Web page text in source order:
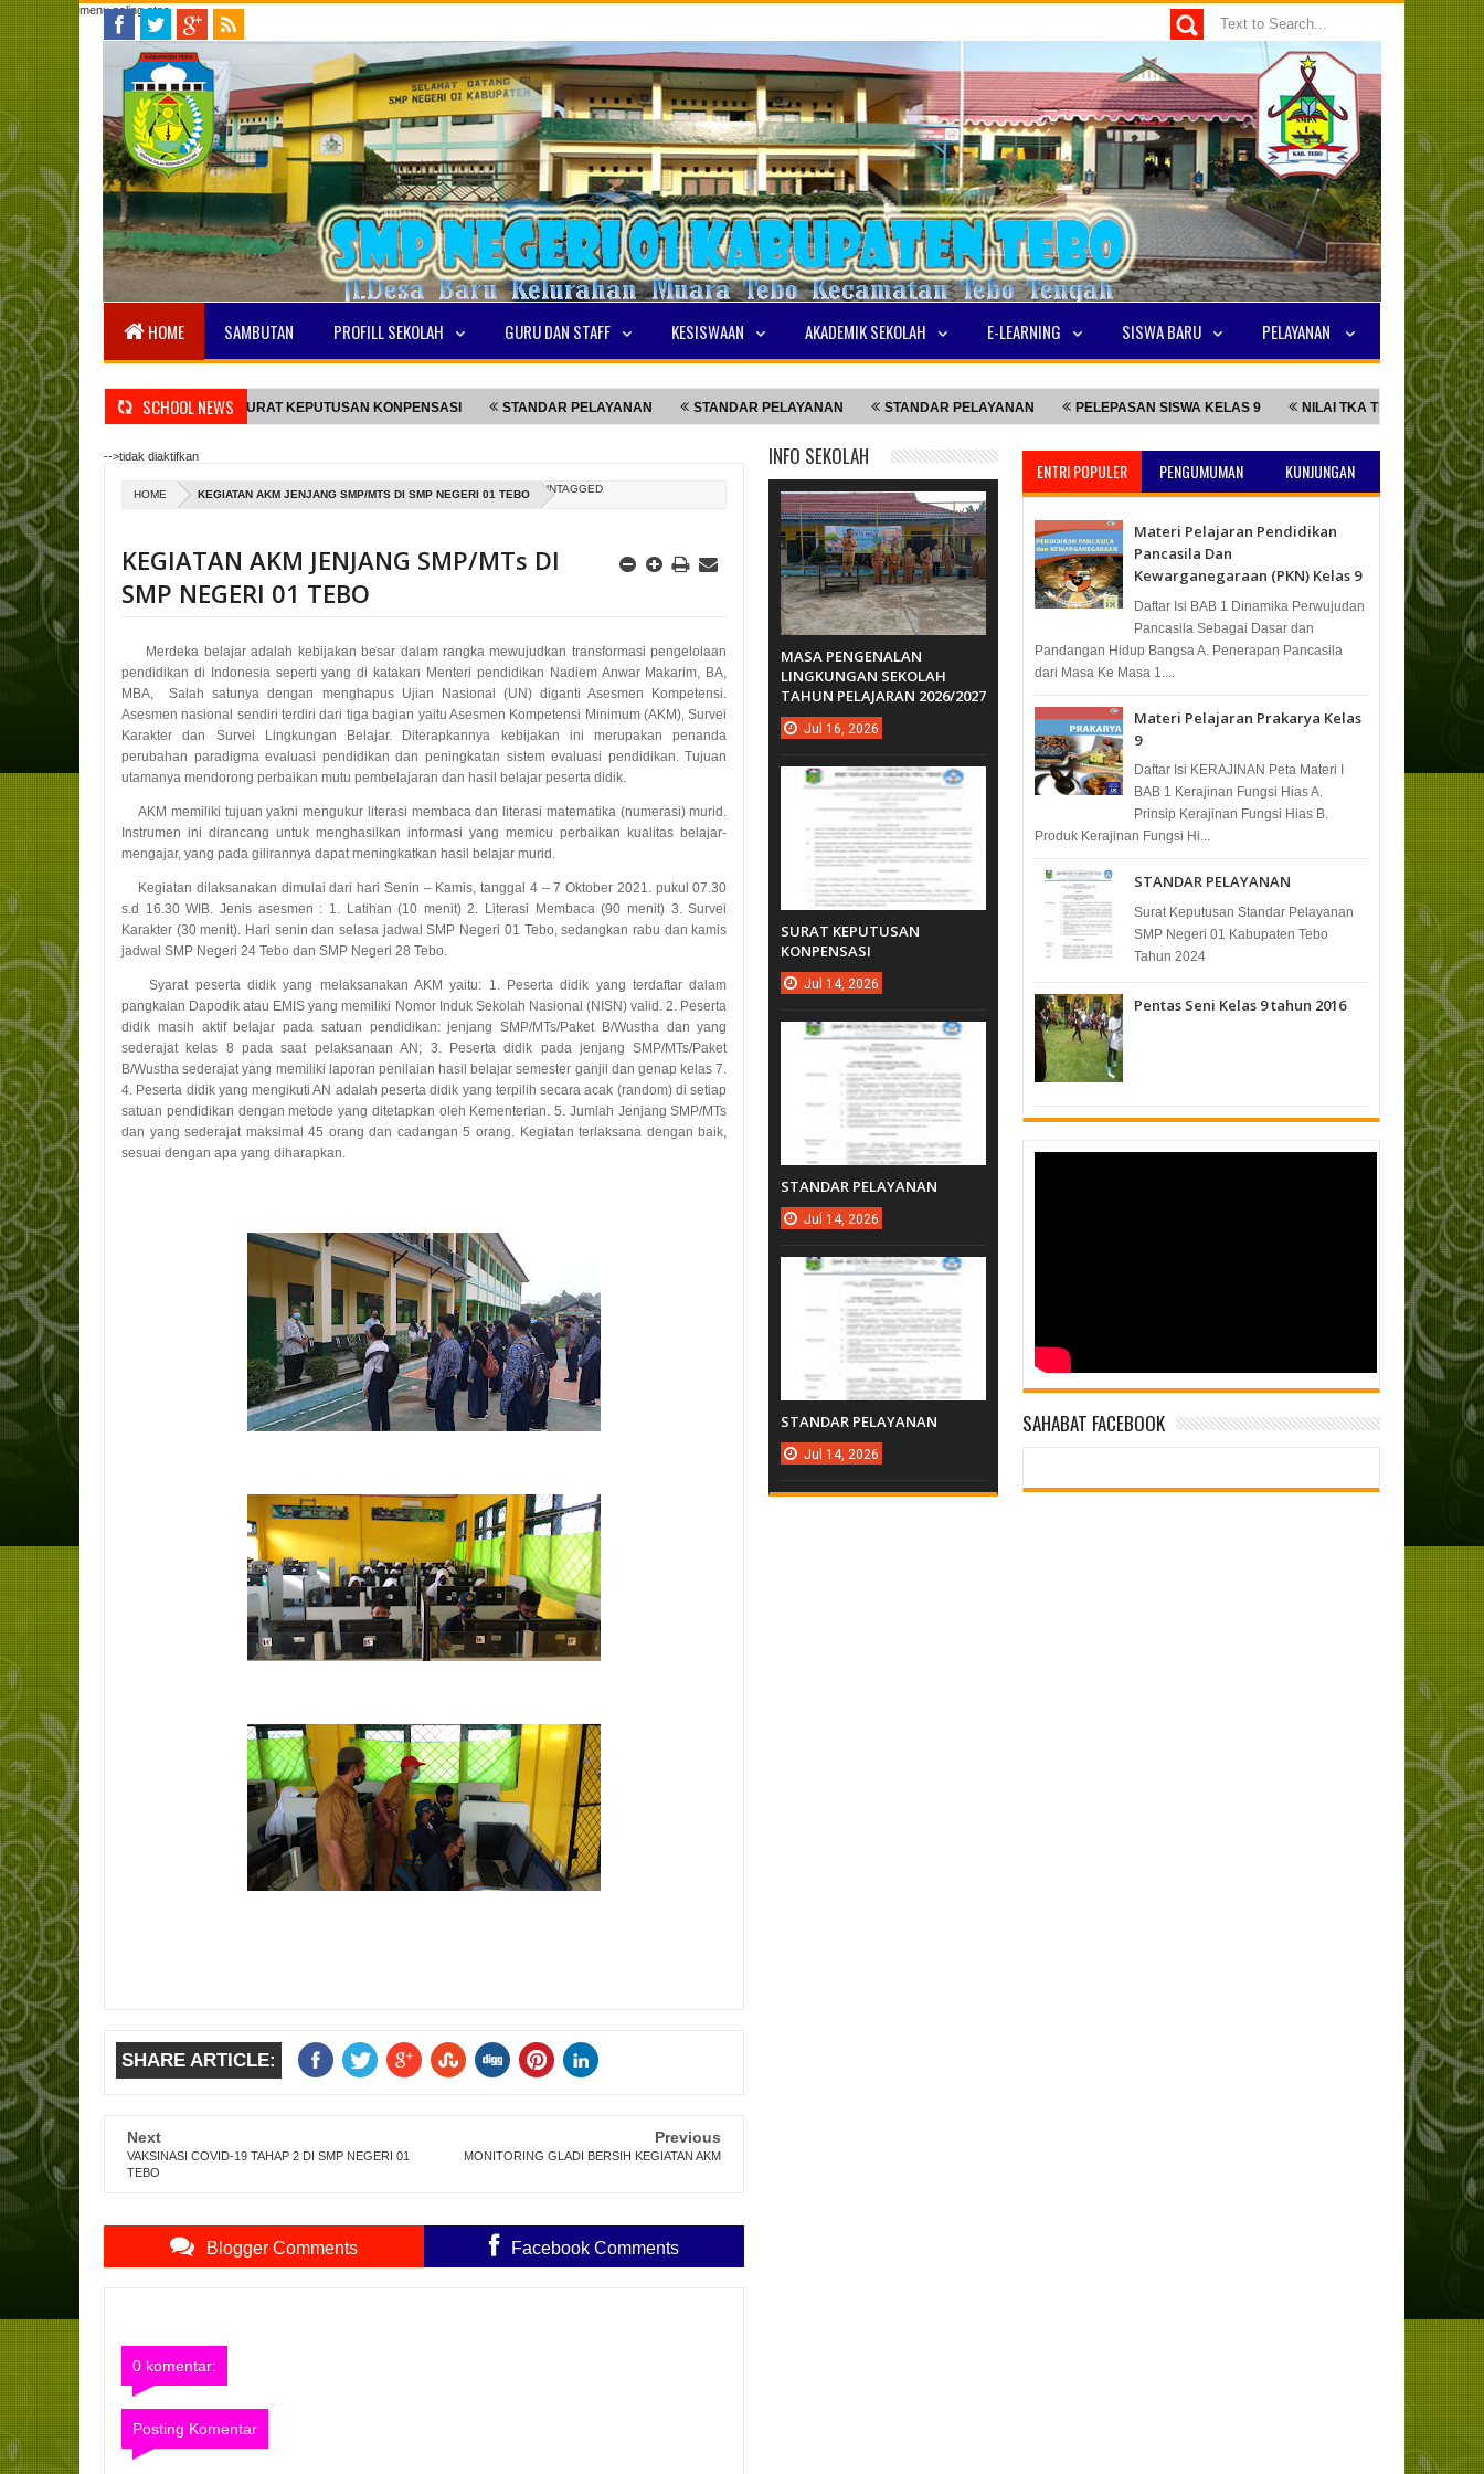
menu paling atas
HOME SAMBUTAN PROFILL SEKOLAH GURU DAN STAFF KESISWAAN AKADEMIK SEKOLAH E-LEARNING SISWA BARU PELAYANAN
SCHOOL NEWS
2026/2027 SURAT KEPUTUSAN KONPENSASI STANDAR PELAYANAN STANDAR PELAYANAN STANDAR PELAYANAN PELEPASAN SISWA KELAS 9 NILAI TKA TERTINGGI HARI
-->tidak diaktifkan
HOME UNTAGGED
KEGIATAN AKM JENJANG SMP/MTS DI SMP NEGERI 01 TEBO
KEGIATAN AKM JENJANG SMP/MTs DI
SMP NEGERI 01 TEBO
Merdeka belajar adalah kebijakan besar dalam rangka mewujudkan transformasi pengelolaan
pendidikan di Indonesiaseperti yang di katakan Menteri pendidikan Nadiem Anwar Makarim, BA,
MBA,
Salah satunya dengan menghapus Ujian Nasional (UN) diganti Asesmen Kompetensi.
Asesmen nasional sendiri terdiri dari tiga bagian yaitu Asesmen Kompetensi Minimum (AKM), Survei
Karakter dan Survei Lingkungan Belajar. Diterapkannya kebijakan ini merupakan penanda
perubahan paradigma evaluasi pendidikan dan peningkatan sistem evaluasi pendidikan. Tujuan
utamanya mendorong perbaikan mutu pembelajaran dan hasil belajar peserta didik.
AKM memiliki tujuan yakni mengukur literasi membaca dan literasi matematika (numerasi) murid.
Instrumen ini dirancang untuk menghasilkan informasi yang memicu perbaikan kualitas belajar-
mengajar, yang pada gilirannya dapat meningkatkan hasil belajar murid.
Kegiatan dilaksanakan dimulai dari hari Senin – Kamis, tanggal 4 – 7 Oktober 2021. pukul 07.30
s.d 16.30 WIB. Jenis asesmen : 1. Latihan (10 menit) 2. Literasi Membaca (90 menit) 3. Survei
Karakter (30 menit). Hari senin dan selasa jadwal SMP Negeri 01 Tebo, sedangkan rabu dan kamis
jadwal SMP Negeri 24 Tebo dan SMP Negeri 28 Tebo.
Syarat peserta didik yang melaksanakan AKM yaitu: 1. Peserta didik yang terdaftar dalam
pangkalan Dapodik atau EMIS yang memiliki Nomor Induk Sekolah Nasional (NISN) valid. 2. Peserta
didik masih aktif belajar pada satuan pendidikan: jenjang SMP/MTs/Paket B/Wustha dan yang
sederajat kelas 8 pada saat pelaksanaan AN; 3. Peserta didik pada jenjang SMP/MTs/Paket
B/Wustha sederajat yang memiliki laporan penilaian hasil belajar semester ganjil dan genap kelas 7.
4. Peserta didik yang mengikuti AN adalah peserta didik yang terpilih secara acak (random) di setiap
satuan pendidikan dengan metode yang ditetapkan oleh Kementerian. 5. Jumlah Jenjang SMP/MTs
dan yang sederajat maksimal 45 orang dan cadangan 5 orang. Kegiatan terlaksana dengan baik,
sesuai dengan apa yang diharapkan.
SHARE ARTICLE:
Next
VAKSINASI COVID-19 TAHAP 2 DI SMP NEGERI 01
TEBO
Previous
MONITORING GLADI BERSIH KEGIATAN AKM
Blogger Comments Facebook Comments
0 komentar:
Posting Komentar
ENTRI POPULER PENGUMUMAN KUNJUNGAN
Materi Pelajaran Pendidikan
Pancasila Dan
Kewarganegaraan (PKN) Kelas 9
Daftar Isi BAB 1 Dinamika Perwujudan
Pancasila Sebagai Dasar dan
Pandangan Hidup Bangsa A. Penerapan Pancasila
dari Masa Ke Masa 1....
Materi Pelajaran Prakarya Kelas
9
Daftar Isi KERAJINAN Peta Materi I
BAB 1 Kerajinan Fungsi Hias A.
Prinsip Kerajinan Fungsi Hias B.
Produk Kerajinan Fungsi Hi...
STANDAR PELAYANAN
Surat Keputusan Standar Pelayanan
SMP Negeri 01 Kabupaten Tebo
Tahun 2024
Pentas Seni Kelas 9 tahun 2016
SAHABAT FACEBOOK
INFO SEKOLAH
MASA PENGENALAN
LINGKUNGAN SEKOLAH
TAHUN PELAJARAN 2026/2027
Jul 16, 2026
SURAT KEPUTUSAN
KONPENSASI
Jul 14, 2026
STANDAR PELAYANAN
Jul 14, 2026
STANDAR PELAYANAN
Jul 14, 2026